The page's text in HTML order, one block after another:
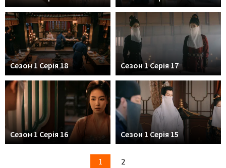
Сезон 1 Серія 18 Сезон 1 Серія 17
Сезон 1 Серія 16 Сезон 1 Серія 15
1 2